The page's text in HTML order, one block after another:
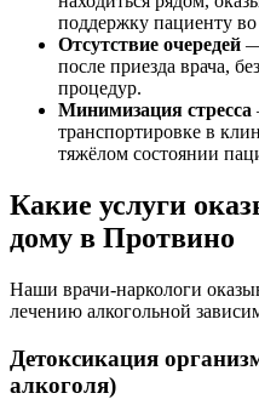
поддержку пациенту
Отсутствие очередей —
после приезда врача,
процедур.
Минимизация стресса
транспортировке в
тяжёлом состоянии
Какие услуги
дому в Протвино
Наши врачи-наркологи
лечению алкогольной
Детоксикация
алкоголя)